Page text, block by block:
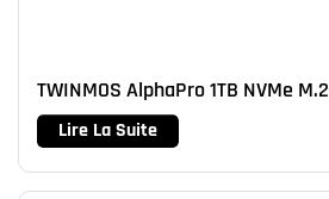
TWINMOS AlphaPro 1TB NVMe M.2
Lire La Suite